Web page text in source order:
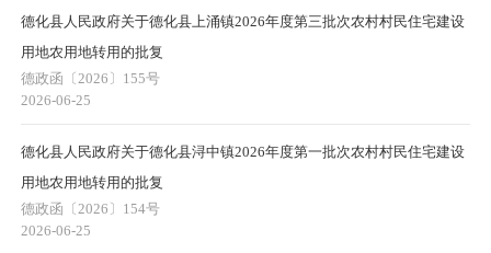
德化县人民政府关于德化县上涌镇2026年度第三批次农村村民住宅建设
用地农用地转用的批复
德政函〔2026〕155号
2026-06-25
德化县人民政府关于德化县浔中镇2026年度第一批次农村村民住宅建设
用地农用地转用的批复
德政函〔2026〕154号
2026-06-25